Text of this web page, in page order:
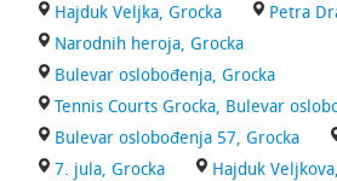
Hajduk Veljka, Grocka
Petra
Narodnih heroja, Grocka
Bulevar oslobođenja, Grocka
Tennis Courts Grocka, Bulevar
Bulevar oslobođenja 57, Grocka
7. jula, Grocka
Hajduk